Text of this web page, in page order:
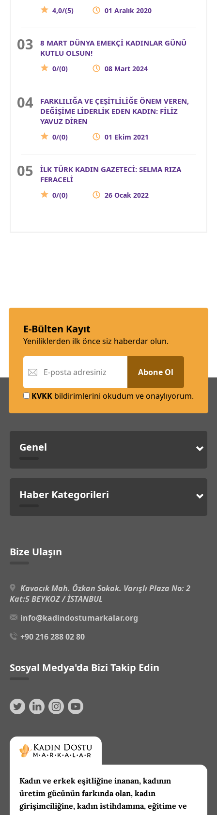
4,0/(5) 01 Aralık 2020
8 MART DÜNYA EMEKÇİ KADINLAR GÜNÜ
KUTLU OLSUN!
0/(0) 08 Mart 2024
FARKLILIĞA VE ÇEŞİTLİLİĞE ÖNEM VEREN,
DEĞİŞİME LİDERLİK EDEN KADIN: FİLİZ
YAVUZ DİREN
0/(0) 01 Ekim 2021
İLK TÜRK KADIN GAZETECİ: SELMA RIZA
FERACELİ
0/(0) 26 Ocak 2022
E-Bülten Kayıt
Yeniliklerden ilk önce siz haberdar olun.
Abone Ol
KVKK bildirimlerini okudum ve onaylıyorum.
Genel
Haber Kategorileri
Bize Ulaşın
Kavacık Mah. Özkan Sokak. Varışlı Plaza No: 2
Kat:5 BEYKOZ / İSTANBUL
info@kadindostumarkalar.org
+90 216 288 02 80
Sosyal Medya'da Bizi Takip Edin
Kadın ve erkek eşitliğine inanan, kadının
üretim gücünün farkında olan, kadın
girişimciliğine, kadın istihdamına, eğitime ve